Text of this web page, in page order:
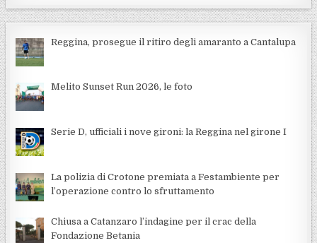
Reggina, prosegue il ritiro degli amaranto a Cantalupa
Melito Sunset Run 2026, le foto
Serie D, ufficiali i nove gironi: la Reggina nel girone I
La polizia di Crotone premiata a Festambiente per
l’operazione contro lo sfruttamento
Chiusa a Catanzaro l’indagine per il crac della
Fondazione Betania